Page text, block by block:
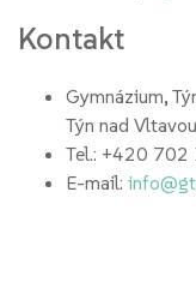
Kontakt
Gymnázium,
Týn nad Vltavou
Tel.: +420
E-mail: